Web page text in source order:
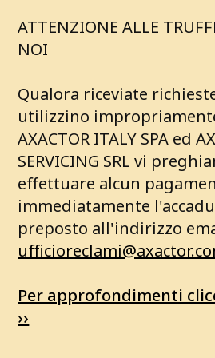
ATTENZIONE ALLE
NOI
Qualora riceviate
utilizzino
AXACTOR ITALY SPA ed
SERVICING SRL vi
effettuare alcun
immediatamente
preposto all'indirizzo
Per approfondimenti
››